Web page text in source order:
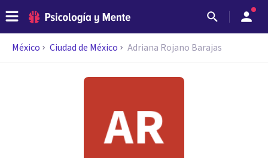
México Ciudad de México Adriana Rojano Barajas